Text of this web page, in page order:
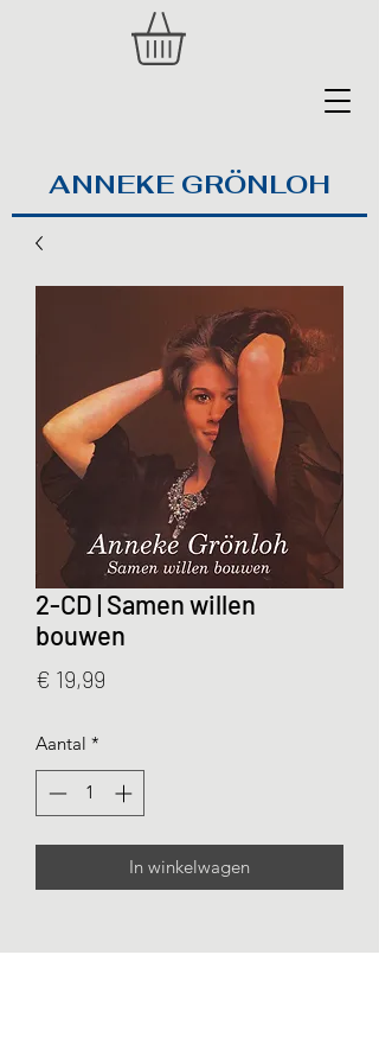
ANNEKE GRÖNLOH
2-CD | Samen willen
bouwen
€ 19,99
Aantal *
In winkelwagen